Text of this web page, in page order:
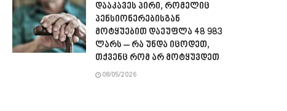
დააკავეს პირი, რომელიც
პენსიონერებისგან
მოტყუებით დაეუფლა 48 983
ლარს – რა უნდა იცოდეთ,
თქვენც რომ არ მოტყუვდეთ
08/05/2026